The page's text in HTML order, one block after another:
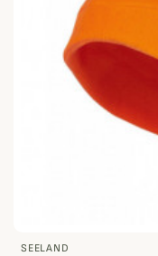
SEELAND